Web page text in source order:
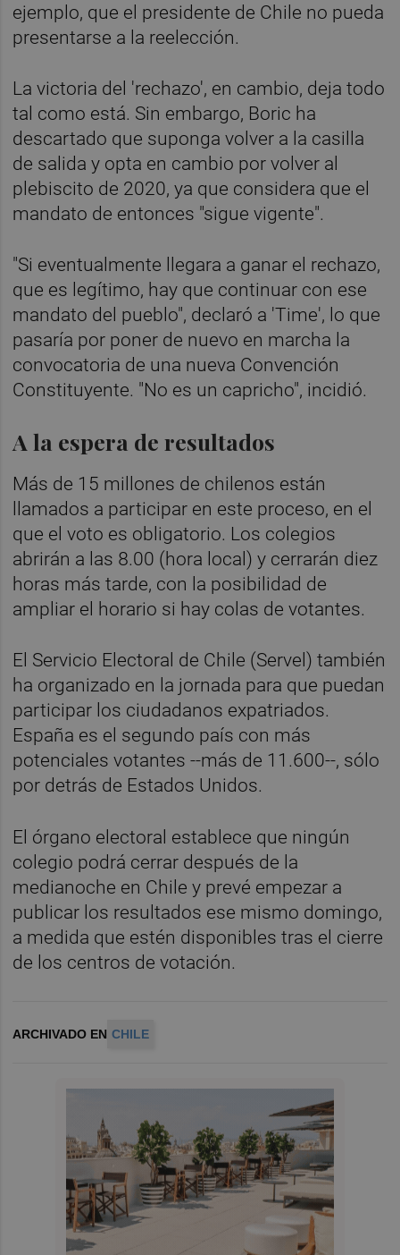
ejemplo, que el presidente de Chile no pueda
presentarse a la reelección.
La victoria del 'rechazo', en cambio, deja todo
tal como está. Sin embargo, Boric ha
descartado que suponga volver a la casilla
de salida y opta en cambio por volver al
plebiscito de 2020, ya que considera que el
mandato de entonces "sigue vigente".
"Si eventualmente llegara a ganar el rechazo,
que es legítimo, hay que continuar con ese
mandato del pueblo", declaró a 'Time', lo que
pasaría por poner de nuevo en marcha la
convocatoria de una nueva Convención
Constituyente. "No es un capricho", incidió.
A la espera de resultados
Más de 15 millones de chilenos están
llamados a participar en este proceso, en el
que el voto es obligatorio. Los colegios
abrirán a las 8.00 (hora local) y cerrarán diez
horas más tarde, con la posibilidad de
ampliar el horario si hay colas de votantes.
El Servicio Electoral de Chile (Servel) también
ha organizado en la jornada para que puedan
participar los ciudadanos expatriados.
España es el segundo país con más
potenciales votantes --más de 11.600--, sólo
por detrás de Estados Unidos.
El órgano electoral establece que ningún
colegio podrá cerrar después de la
medianoche en Chile y prevé empezar a
publicar los resultados ese mismo domingo,
a medida que estén disponibles tras el cierre
de los centros de votación.
ARCHIVADO EN CHILE